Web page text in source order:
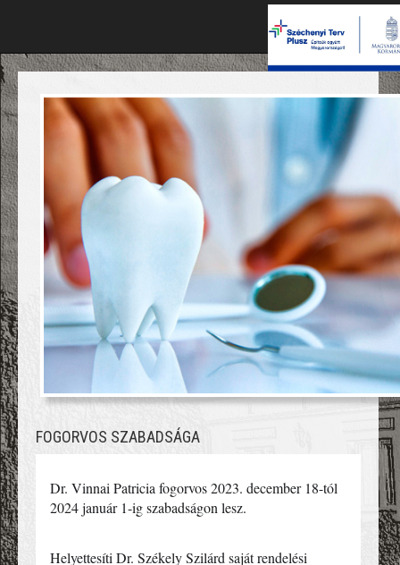
FOGORVOS SZABADSÁGA
Dr. Vinnai Patricia fogorvos 2023. december 18-tól
2024 január 1-ig szabadságon lesz.
Helyettesíti Dr. Székely Szilárd saját rendelési